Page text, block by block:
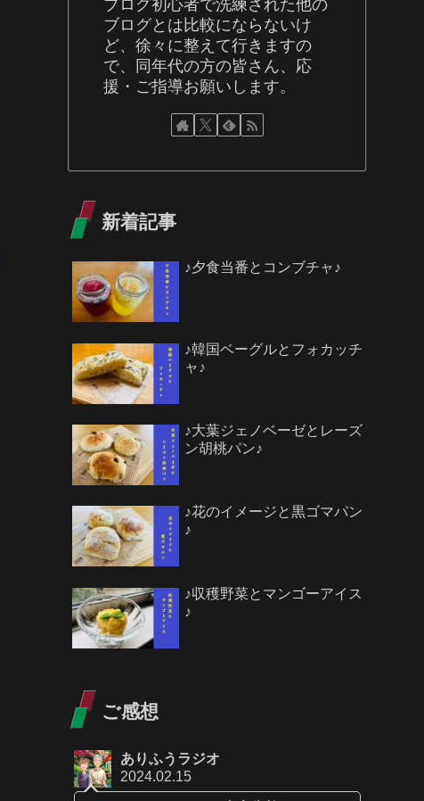
ブログ初心者で洗練された他の
ブログとは比較にならないけ
ど、徐々に整えて行きますの
で、同年代の方の皆さん、応
援・ご指導お願いします。
新着記事
♪夕食当番とコンブチャ♪
♪韓国ベーグルとフォカッチ
ャ♪
♪大葉ジェノベーゼとレーズ
ン胡桃パン♪
♪花のイメージと黒ゴマパン
♪
♪収穫野菜とマンゴーアイス
♪
ご感想
ありふうラジオ
2024.02.15